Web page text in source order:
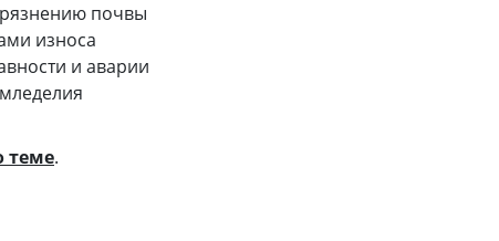
почвы
износа
и аварии
теме.